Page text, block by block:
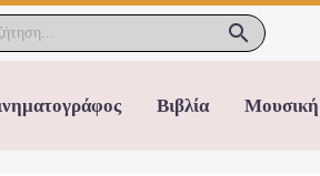
Βιβλία Μουσική